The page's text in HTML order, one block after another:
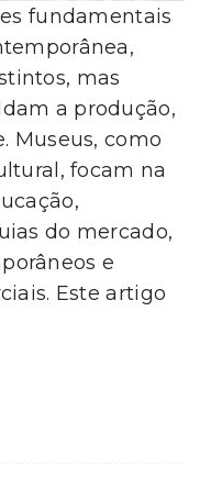
fundamentais
mas
a produção,
Museus, como
focam na
do mercado,
e
Este artigo